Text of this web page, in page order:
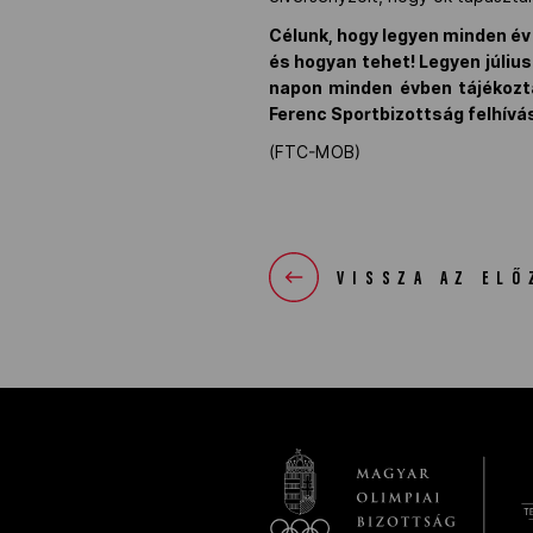
Célunk, hogy legyen minden
és hogyan tehet! Legyen
napon minden évben
Ferenc Sportbizottság
(FTC-MOB)
VISSZA AZ